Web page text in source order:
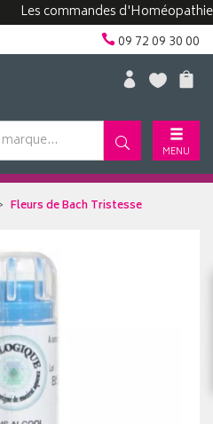
Les commandes d'Homéopathie
09 72 09 30 00
MENU
Fleurs de Bach Tristesse